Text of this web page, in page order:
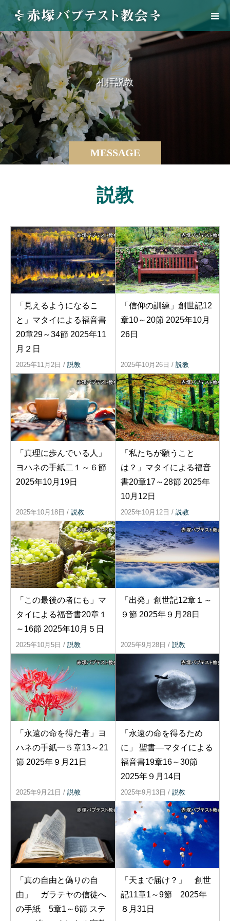
MESSAGE
礼拝説教
説教
「見えるようになるこ
と」マタイによる福音書
20章29～34節 2025年11
月２日
2025年11月2日 / 説教
「信仰の訓練」創世記12
章10～20節 2025年10月
26日
2025年10月26日 / 説教
「真理に歩んでいる人」
ヨハネの手紙二１～６節
2025年10月19日
2025年10月18日 / 説教
「私たちが願うこと
は？」マタイによる福音
書20章17～28節 2025年
10月12日
2025年10月12日 / 説教
「この最後の者にも」マ
タイによる福音書20章１
～16節 2025年10月５日
2025年10月5日 / 説教
「出発」創世記12章１～
９節 2025年９月28日
2025年9月28日 / 説教
「永遠の命を得た者」ヨ
ハネの手紙一５章13～21
節 2025年９月21日
2025年9月21日 / 説教
「永遠の命を得るため
に」 聖書―マタイによる
福音書19章16～30節
2025年９月14日
2025年9月13日 / 説教
「真の自由と偽りの自
由」 ガラテヤの信徒へ
の手紙 5章1～6節 ステ
「天まで届け？」 創世
記11章1～9節 2025年
８月31日